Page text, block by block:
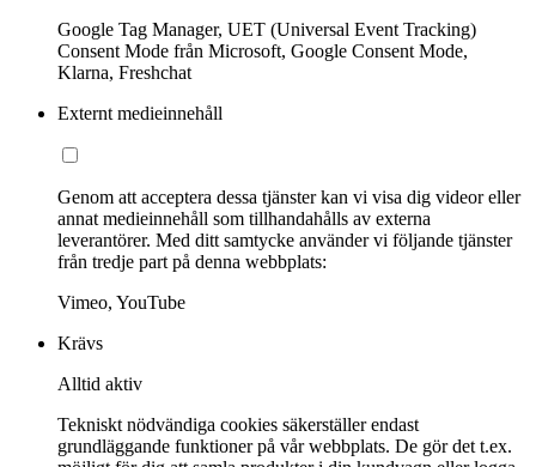
Google Tag Manager, UET (Universal Event Tracking)
Consent Mode från Microsoft, Google Consent Mode,
Klarna, Freshchat
Externt medieinnehåll
Genom att acceptera dessa tjänster kan vi visa dig videor eller
annat medieinnehåll som tillhandahålls av externa
leverantörer. Med ditt samtycke använder vi följande tjänster
från tredje part på denna webbplats:
Vimeo, YouTube
Krävs
Alltid aktiv
Tekniskt nödvändiga cookies säkerställer endast
grundläggande funktioner på vår webbplats. De gör det t.ex.